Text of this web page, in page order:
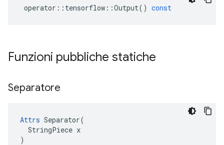
operator :: tensorflow ::Output() const
Funzioni pubbliche statiche
Separatore
Attrs Separator(
  StringPiece x
)